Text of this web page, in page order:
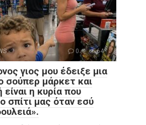
0 64
γιος μου έδειξε μια
σούπερ μάρκετ και
η κυρία που
σπίτι μας όταν εσύ